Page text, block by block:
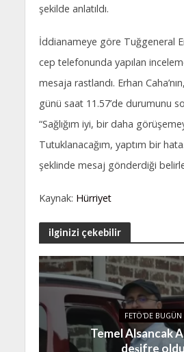
şekilde anlatıldı.
İddianameye göre Tuğgeneral
cep telefonunda yapılan
mesaja rastlandı. Erhan
günü saat 11.57’de durumunu
“Sağlığım iyi, bir daha
Tutuklanacağım, yaptım bir
şeklinde mesaj gönderdiği
Kaynak: Hürriyet
ilginizi çekebilir
FETÖ'DE BUGÜN
Temel Alsancak
deşifre oldu